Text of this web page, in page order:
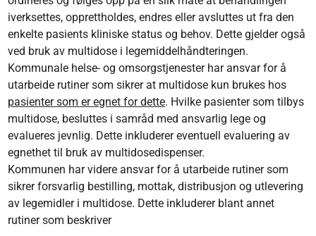
iverksettes, opprettholdes, endres eller avsluttes ut fra den
enkelte pasients kliniske status og behov. Dette gjelder også
ved bruk av multidose i legemiddelhåndteringen.
Kommunale helse- og omsorgstjenester har ansvar for å
utarbeide rutiner som sikrer at multidose kun brukes hos
pasienter som er egnet for dette. Hvilke pasienter som tilbys
multidose, besluttes i samråd med ansvarlig lege og
evalueres jevnlig. Dette inkluderer eventuell evaluering av
egnethet til bruk av multidosedispenser.
Kommunen har videre ansvar for å utarbeide rutiner som
sikrer forsvarlig bestilling, mottak, distribusjon og utlevering
av legemidler i multidose. Dette inkluderer blant annet
rutiner som beskriver